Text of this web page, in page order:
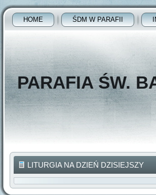
HOME ŚDM W PARAFII
PARAFIA ŚW.
LITURGIA NA DZIEŃ DZISIEJSZY